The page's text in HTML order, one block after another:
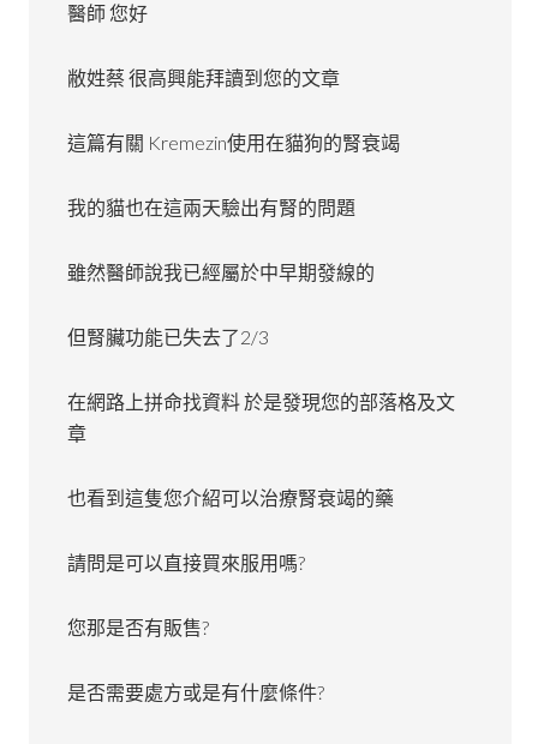
醫師 您好
敝姓蔡 很高興能拜讀到您的文章
這篇有關 Kremezin使用在貓狗的腎衰竭
我的貓也在這兩天驗出有腎的問題
雖然醫師說我已經屬於中早期發線的
但腎臟功能已失去了2/3
在網路上拼命找資料 於是發現您的部落格及文
章
也看到這隻您介紹可以治療腎衰竭的藥
請問是可以直接買來服用嗎?
您那是否有販售?
是否需要處方或是有什麼條件?